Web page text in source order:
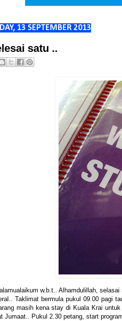
13 SEPTEMBER 2013
satu ..
w.b.t.. Alhamdulillah,
Taklimat bermula pukul 09.00 pagi
masih kena stay di Kuala Krai
Jumaat.. Pukul 2.30 petang, start